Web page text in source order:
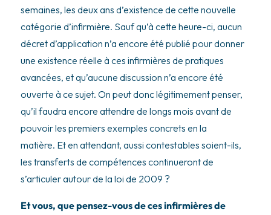
semaines, les deux ans d’existence de cette nouvelle
catégorie d’infirmière. Sauf qu’à cette heure-ci, aucun
décret d’application n’a encore été publié pour donner
une existence réelle à ces infirmières de pratiques
avancées, et qu’aucune discussion n’a encore été
ouverte à ce sujet. On peut donc légitimement penser,
qu’il faudra encore attendre de longs mois avant de
pouvoir les premiers exemples concrets en la
matière. Et en attendant, aussi contestables soient-ils,
les transferts de compétences continueront de
s’articuler autour de la loi de 2009 ?
Et vous, que pensez-vous de ces infirmières de